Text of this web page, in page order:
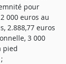
pour
000 euros au
2.888,77 euros
3 000
pied